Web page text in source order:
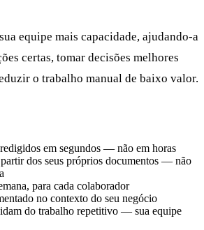
equipe mais capacidade, ajudando-a
certas, tomar decisões melhores
o trabalho manual de baixo valor.
em segundos — não em horas
partir dos seus próprios documentos — não
para cada colaborador
no contexto do seu negócio
do trabalho repetitivo — sua equipe